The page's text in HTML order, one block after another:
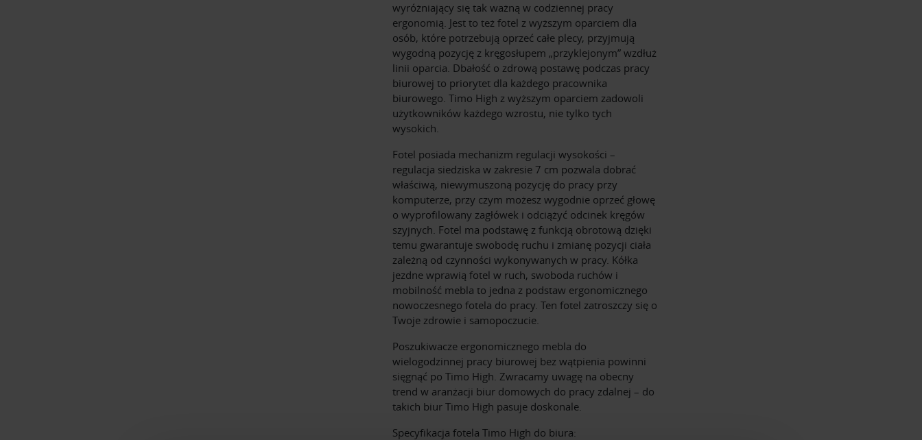
wyróżniający się tak ważną w codziennej pracy
ergonomią. Jest to też fotel z wyższym oparciem dla
osób, które potrzebują oprzeć całe plecy, przyjmują
wygodną pozycję z kręgosłupem „przyklejonym” wzdłuż
linii oparcia. Dbałość o zdrową postawę podczas pracy
biurowej to priorytet dla każdego pracownika
biurowego. Timo High z wyższym oparciem zadowoli
użytkowników każdego wzrostu, nie tylko tych
wysokich.
Fotel posiada mechanizm regulacji wysokości –
regulacja siedziska w zakresie 7 cm pozwala dobrać
właściwą, niewymuszoną pozycję do pracy przy
komputerze, przy czym możesz wygodnie oprzeć głowę
o wyprofilowany zagłówek i odciążyć odcinek kręgów
szyjnych. Fotel ma podstawę z funkcją obrotową dzięki
temu gwarantuje swobodę ruchu i zmianę pozycji ciała
zależną od czynności wykonywanych w pracy. Kółka
jezdne wprawią fotel w ruch, swoboda ruchów i
mobilność mebla to jedna z podstaw ergonomicznego
nowoczesnego fotela do pracy. Ten fotel zatroszczy się o
Twoje zdrowie i samopoczucie.
Poszukiwacze ergonomicznego mebla do
wielogodzinnej pracy biurowej bez wątpienia powinni
sięgnąć po Timo High. Zwracamy uwagę na obecny
trend w aranżacji biur domowych do pracy zdalnej – do
takich biur Timo High pasuje doskonale.
Specyfikacja fotela Timo High do biura: